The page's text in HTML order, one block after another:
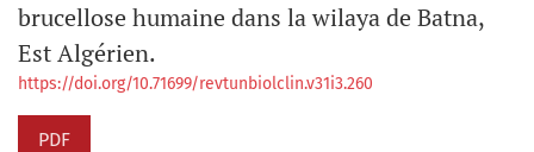
brucellose humaine dans la wilaya de Batna,
Est Algérien.
https://doi.org/10.71699/revtunbiolclin.v31i3.260
PDF